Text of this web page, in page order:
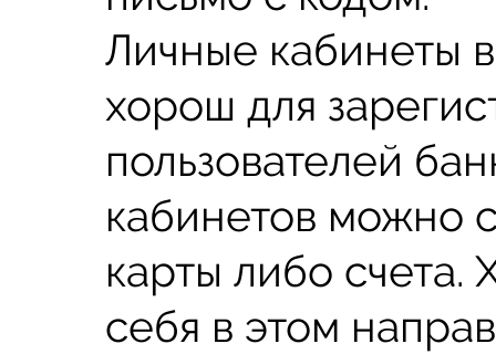
Личные кабинеты
хорош для
пользователей
кабинетов можно
карты либо
себя в этом